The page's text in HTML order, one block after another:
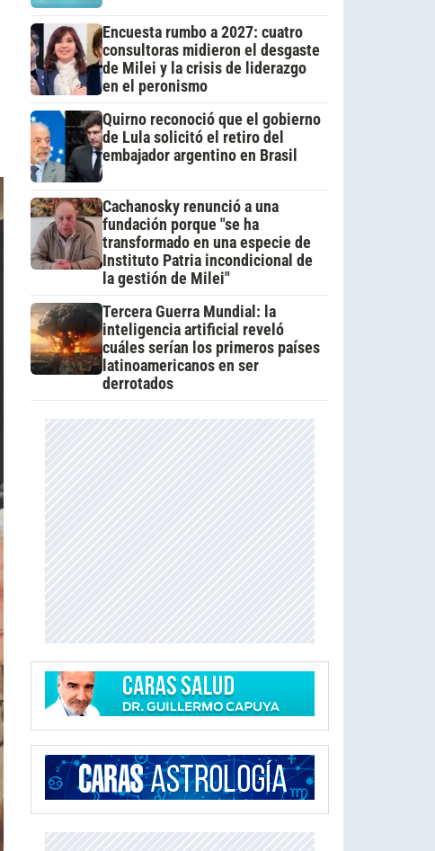
Encuesta rumbo a 2027: cuatro
consultoras midieron el desgaste
de Milei y la crisis de liderazgo
en el peronismo
Quirno reconoció que el gobierno
de Lula solicitó el retiro del
embajador argentino en Brasil
Cachanosky renunció a una
fundación porque "se ha
transformado en una especie de
Instituto Patria incondicional de
la gestión de Milei"
Tercera Guerra Mundial: la
inteligencia artificial reveló
cuáles serían los primeros países
latinoamericanos en ser
derrotados